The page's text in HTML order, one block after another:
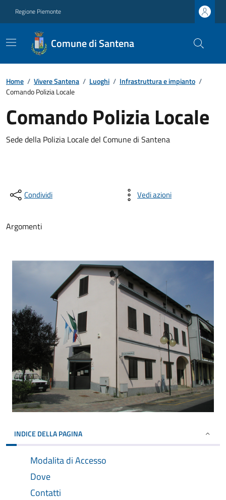
Regione Piemonte
Comune di Santena
Home / Vivere Santena / Luoghi / Infrastruttura e impianto /
Comando Polizia Locale
Comando Polizia Locale
Sede della Polizia Locale del Comune di Santena
Condividi Vedi azioni
Argomenti
INDICE DELLA PAGINA
Modalita di Accesso
Dove
Contatti